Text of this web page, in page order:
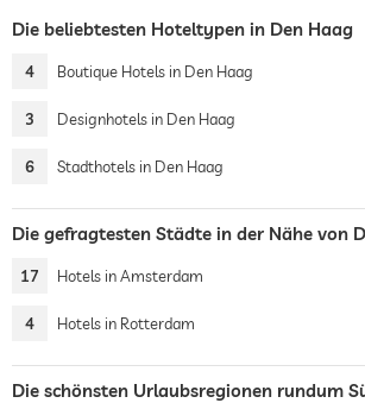
Die beliebtesten Hoteltypen in Den Haag
4 Boutique Hotels in Den Haag
3 Designhotels in Den Haag
6 Stadthotels in Den Haag
Die gefragtesten Städte in der Nähe von
17 Hotels in Amsterdam
4 Hotels in Rotterdam
Die schönsten Urlaubsregionen rundum